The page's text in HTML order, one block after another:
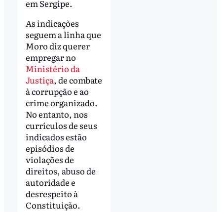
em Sergipe.
As indicações
seguem a linha que
Moro diz querer
empregar no
Ministério da
Justiça, de combate
à corrupção e ao
crime organizado.
No entanto, nos
currículos de seus
indicados estão
episódios de
violações de
direitos, abuso de
autoridade e
desrespeito à
Constituição.